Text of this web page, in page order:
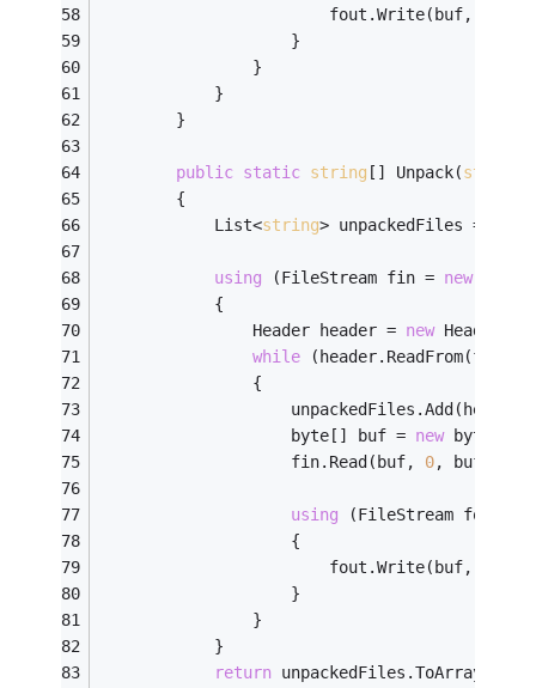
                        fout.Write(buf,
                    }
                }
            }
        }
public static string [] Unpack(string
        {
            List<
string> unpackedFiles =
using (FileStream fin = new
            {
                Header header =
new Header();
while (header.ReadFrom(fin))
                {
                    byte[] buf =
new
                    fin.Read(buf,
0,
using (FileStream fout =
                    {
                        fout.Write(buf,
                    }
                }
            }
return unpackedFiles.ToArray();